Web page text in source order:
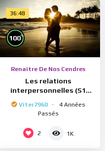
36:48
100%
Renaître De Nos Cendres
Les relations
interpersonnelles (S1
Viter7960
4 Années
Passés
2 1K